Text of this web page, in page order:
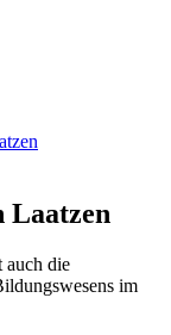
Laatzen
auch die
im